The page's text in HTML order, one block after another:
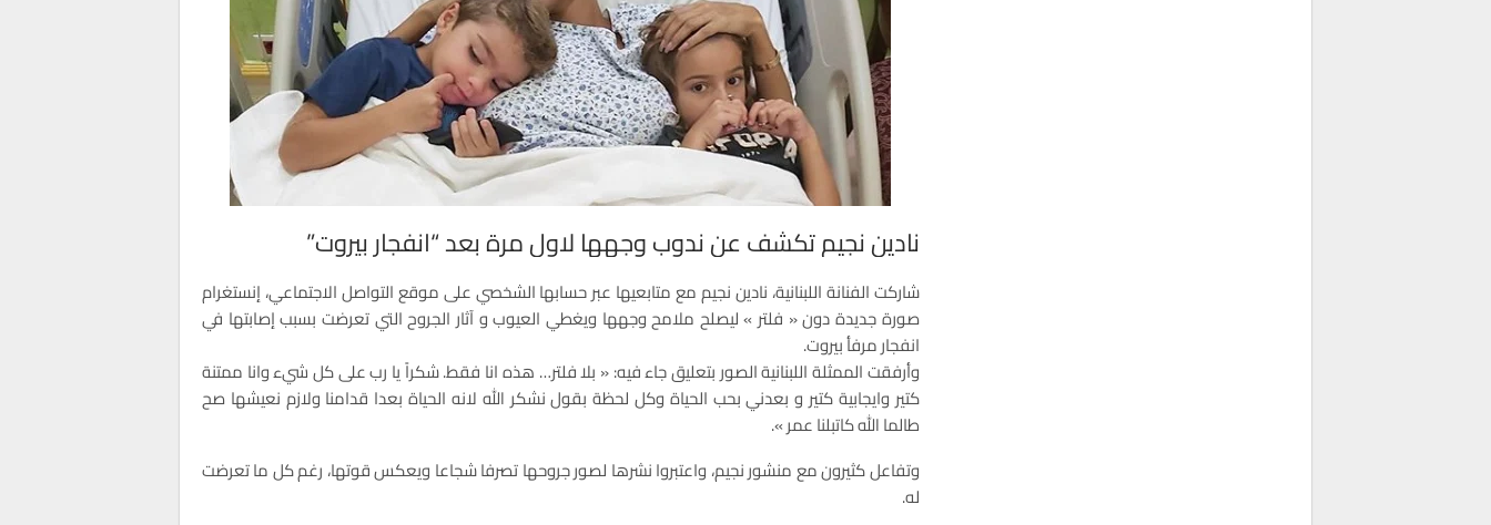
نادين نجيم تكشف عن ندوب وجهها لاول مرة بعد “انفجار بيروت”
شاركت الفنانة اللبنانية، نادين نجيم مع متابعيها عبر حسابها الشخصي على موقع التواصل الاجتماعي، إنستغرام
صورة جديدة دون « فلتر » ليصلح ملامح وجهها ويغطي العيوب و آثار الجروح التي تعرضت بسبب إصابتها في
انفجار مرفأ بيروت.
وأرفقت الممثلة اللبنانية الصور بتعليق جاء فيه: « بلا فلتر… هذه انا فقط. شكراً يا رب على كل شيء وانا ممتنة
كتير وايجابية كتير و بعدني بحب الحياة وكل لحظة بقول نشكر الله لانه الحياة بعدا قدامنا ولازم نعيشها صح
طالما الله كاتبلنا عمر ».
وتفاعل كثيرون مع منشور نجيم، واعتبروا نشرها لصور جروحها تصرفا شجاعا ويعكس قوتها، رغم كل ما تعرضت
له.